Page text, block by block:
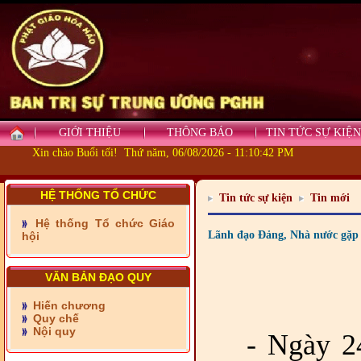
GIỚI THIỆU THÔNG BÁO
TIN TỨC SỰ KIỆN
Xin chào Buổi tối! Thứ năm, 06/08/2026 - 11:10:43 PM
HỆ THỐNG TỔ CHỨC
Hệ thống Tổ chức Giáo
hội
VĂN BẢN ĐẠO QUY
Hiến chương
Quy chế
Nội quy
- Những tấm lòng thiện
nguyện vùng biên
- BAN TRỊ SỰ XÃ ĐẠI
PHƯỚC TỈNH ĐỒNG NAI
- Xã Châu Phú khánh
thành cầu Kênh 7 - Nam
kênh Quốc Gia
- Xã Phú Lâm bàn giao 9
căn nhà Đại đoàn kết
- KHỞI CÔNG XÂY CẦU
RẠCH SÚC XÃ MỸ THUẬN
TỈNH VĨNH LONG
Tin tức sự kiện Tin mới
Lãnh đạo Đảng, Nhà nước
- Ngày